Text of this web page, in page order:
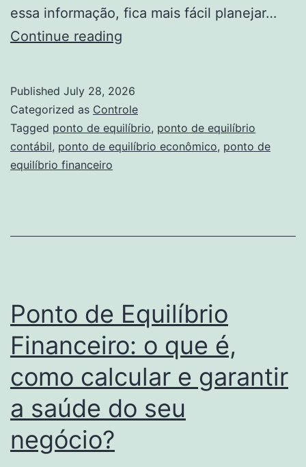
essa informação, fica mais fácil planejar…
Continue reading
Econômico:
como
calcular
Published July 28, 2026
Categorized as Controle
Tagged ponto de equilíbrio, ponto de equilíbrio
contábil, ponto de equilíbrio econômico, ponto de
equilíbrio financeiro
Ponto de Equilíbrio
Financeiro: o que é,
como calcular e garantir
a saúde do seu
negócio?